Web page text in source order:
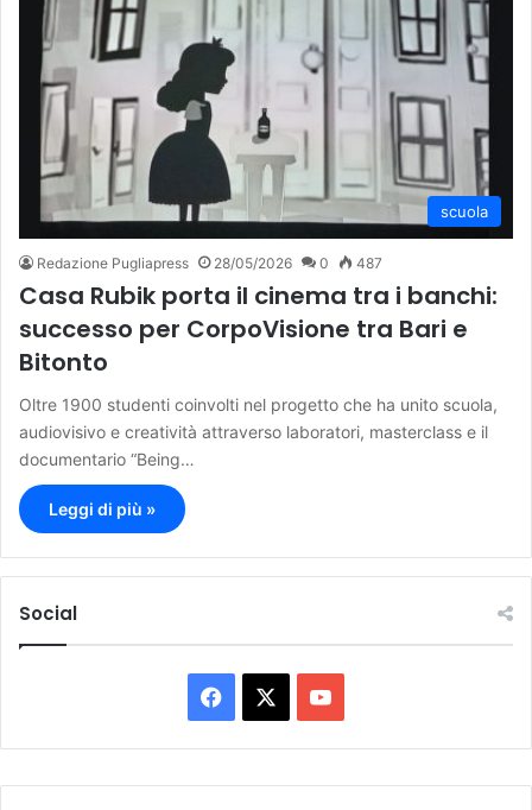
scuola
Redazione Pugliapress 28/05/2026 0 487
Casa Rubik porta il cinema tra i banchi:
successo per CorpoVisione tra Bari e
Bitonto
Oltre 1900 studenti coinvolti nel progetto che ha unito scuola,
audiovisivo e creatività attraverso laboratori, masterclass e il
documentario “Being…
Leggi di più »
Social
a
c
o
u